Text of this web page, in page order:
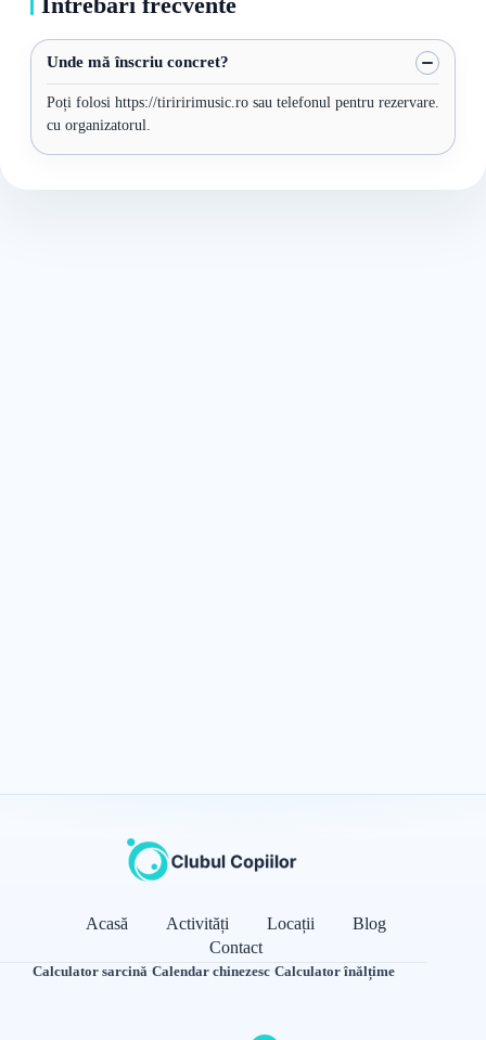
Unde mă înscriu concret?
Poți folosi https://tiriririmusic.ro sau telefonul pentru rezervare.
cu organizatorul.
Acasă Activități Locații
Blog
Contact
Calculator sarcină·Calendar chinezesc·Calculator înălțime